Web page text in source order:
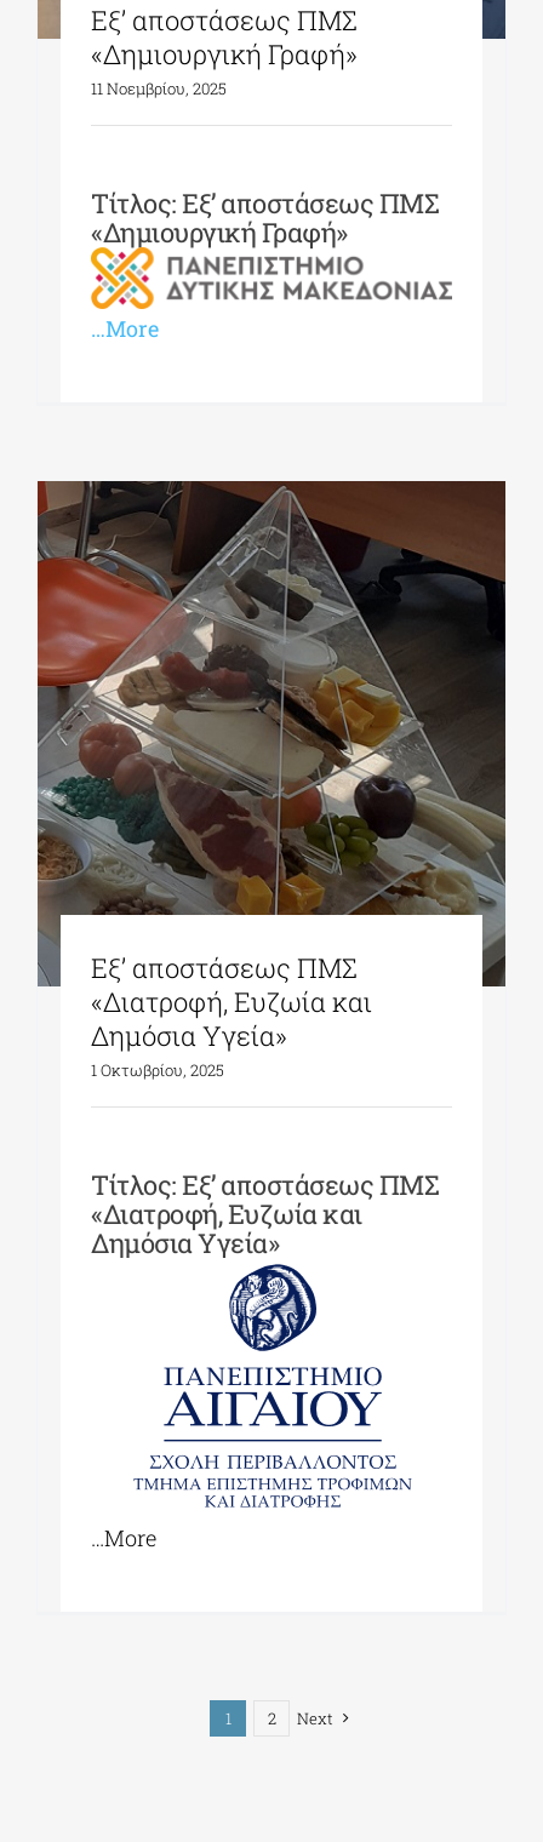
Εξ’ αποστάσεως ΠΜΣ
«Δημιουργική Γραφή»
11 Νοεμβρίου, 2025
Τίτλος: Εξ’ αποστάσεως ΠΜΣ
«Δημιουργική Γραφή»
…More
Εξ’ αποστάσεως ΠΜΣ
«Διατροφή, Ευζωία και
Δημόσια Υγεία»
1 Οκτωβρίου, 2025
Τίτλος: Εξ’ αποστάσεως ΠΜΣ
«Διατροφή, Ευζωία και
Δημόσια Υγεία»
…More
1 2 Next